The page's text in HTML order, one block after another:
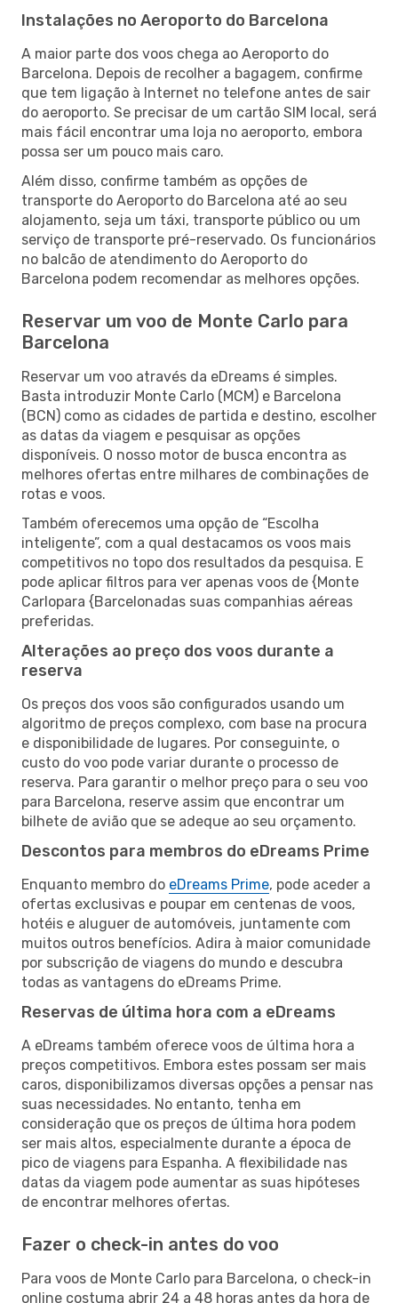
Instalações no Aeroporto do Barcelona
A maior parte dos voos chega ao Aeroporto do
Barcelona. Depois de recolher a bagagem, confirme
que tem ligação à Internet no telefone antes de sair
do aeroporto. Se precisar de um cartão SIM local, será
mais fácil encontrar uma loja no aeroporto, embora
possa ser um pouco mais caro.
Além disso, confirme também as opções de
transporte do Aeroporto do Barcelona até ao seu
alojamento, seja um táxi, transporte público ou um
serviço de transporte pré-reservado. Os funcionários
no balcão de atendimento do Aeroporto do
Barcelona podem recomendar as melhores opções.
Reservar um voo de Monte Carlo para
Barcelona
Reservar um voo através da eDreams é simples.
Basta introduzir Monte Carlo (MCM) e Barcelona
(BCN) como as cidades de partida e destino, escolher
as datas da viagem e pesquisar as opções
disponíveis. O nosso motor de busca encontra as
melhores ofertas entre milhares de combinações de
rotas e voos.
Também oferecemos uma opção de “Escolha
inteligente”, com a qual destacamos os voos mais
competitivos no topo dos resultados da pesquisa. E
pode aplicar filtros para ver apenas voos de {Monte
Carlopara {Barcelonadas suas companhias aéreas
preferidas.
Alterações ao preço dos voos durante a
reserva
Os preços dos voos são configurados usando um
algoritmo de preços complexo, com base na procura
e disponibilidade de lugares. Por conseguinte, o
custo do voo pode variar durante o processo de
reserva. Para garantir o melhor preço para o seu voo
para Barcelona, reserve assim que encontrar um
bilhete de avião que se adeque ao seu orçamento.
Descontos para membros do eDreams Prime
Enquanto membro do eDreams Prime, pode aceder a
ofertas exclusivas e poupar em centenas de voos,
hotéis e aluguer de automóveis, juntamente com
muitos outros benefícios. Adira à maior comunidade
por subscrição de viagens do mundo e descubra
todas as vantagens do eDreams Prime.
Reservas de última hora com a eDreams
A eDreams também oferece voos de última hora a
preços competitivos. Embora estes possam ser mais
caros, disponibilizamos diversas opções a pensar nas
suas necessidades. No entanto, tenha em
consideração que os preços de última hora podem
ser mais altos, especialmente durante a época de
pico de viagens para Espanha. A flexibilidade nas
datas da viagem pode aumentar as suas hipóteses
de encontrar melhores ofertas.
Fazer o check-in antes do voo
Para voos de Monte Carlo para Barcelona, o check-in
online costuma abrir 24 a 48 horas antes da hora de